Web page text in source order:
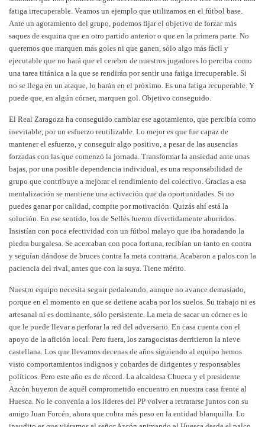
fatiga irrecuperable. Veamos un ejemplo que utilizamos en el fútbol base.
Ante un agotamiento del grupo, podemos fijar el objetivo de forzar más
saques de esquina que en otro partido anterior o que en la primera parte. No
queremos que marquen más goles ni que ganen, sólo algo más fácil y
ejecutable que no hará que el cerebro de nuestros jugadores lo perciba como
una tarea titánica a la que se rendirán por sentir una fatiga irrecuperable. Si
no se llega en un ataque, lo harán en el próximo. Es una fatiga recuperable. Y
puede que, en algún córner, marquen gol. Objetivo conseguido.
El Real Zaragoza ha conseguido cambiar ese agotamiento, que percibía como
inevitable, por un esfuerzo reutilizable. Lo mejor es que fue capaz de
mantener el esfuerzo, y conseguir algo positivo, a pesar de las ausencias
forzadas con las que comenzó la jornada. Transformar la ansiedad ante unas
bajas, por una posible dependencia individual, es una responsabilidad de
grupo que contribuye a mejorar el rendimiento del colectivo. Gracias a esa
mentalización se mantiene una activación que da oportunidades. Si no
puedes ganar por calidad, compite por motivación. Quizás ahí está la
solución. En ese sentido, los de Sellés fueron divertidamente aburridos.
Insistían con poca efectividad con un fútbol malayo que iba horadando la
piedra burgalesa. Se acercaban con poca fortuna, recibían un tanto en contra
y seguían dándose de bruces contra la meta contraria. Acabaron a palos con la
paciencia del rival, antes que con la suya. Tiene mérito.
Nuestro equipo necesita seguir pedaleando, aunque no avance demasiado,
porque en el momento en que se detiene acaba por los suelos. Su trabajo ni es
artesanal ni es dominante, sólo persistente. La meta de sacar un córner es lo
que le puede llevar a perforar la red del adversario. En casa cuenta con el
apoyo de la afición local. Pero fuera, los zaragocistas derritieron la nieve
castellana. Los que llevamos decenas de años siguiendo al equipo hemos
visto comportamientos indignos y cobardes de dirigentes y responsables
políticos. Pero este año es de récord. La alcaldesa Chueca y el presidente
Azcón huyeron de aquél comprometido encuentro en nuestra casa frente al
Huesca. No le convenía a los líderes del PP volver a retratarse juntos con su
amigo Juan Forcén, ahora que cobra más peso en la entidad blanquilla. Lo